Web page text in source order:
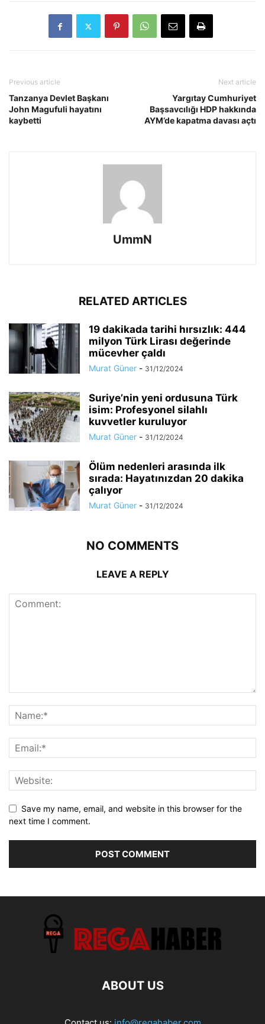
Previous article
Tanzanya Devlet Başkanı
John Magufuli hayatını
kaybetti
Next article
Yargıtay Cumhuriyet
Başsavcılığı HDP hakkında
AYM’de kapatma davası açtı
UmmN
RELATED ARTICLES
19 dakikada tarihi hırsızlık: 444
milyon Türk Lirası değerinde
mücevher çaldı
Murat Güner - 31/12/2024
Suriye’nin yeni ordusuna Türk
isim: Profesyonel silahlı
kuvvetler kuruluyor
Murat Güner - 31/12/2024
Ölüm nedenleri arasında ilk
sırada: Hayatınızdan 20 dakika
çalıyor
Murat Güner - 31/12/2024
NO COMMENTS
LEAVE A REPLY
Save my name, email, and website in this browser for the
next time I comment.
ABOUT US